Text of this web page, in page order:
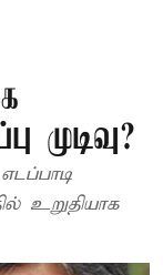
முடிவு?
உறுதியாக